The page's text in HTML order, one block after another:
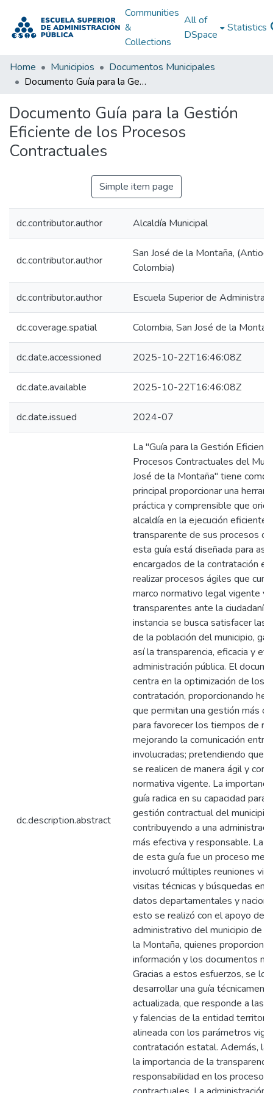
Communities
&
Collections
All of
DSpace
Statistics
Home Municipios
Documentos Municipales
Documento Guía para la Gestión Eficiente de los Procesos Contractuales
Documento Guía para la Gestión
Eficiente de los Procesos
Contractuales
Simple item page
dc.contributor.author Alcaldía Municipal
dc.contributor.author
San José de la Montaña,
Colombia)
dc.contributor.author Escuela Superior de
dc.coverage.spatial Colombia, San José de la
dc.date.accessioned 2025-10-22T16:46:08Z
dc.date.available 2025-10-22T16:46:08Z
dc.date.issued 2024-07
dc.description.abstract
La "Guía para la Gestión
Procesos Contractuales del
José de la Montaña" tiene como
principal proporcionar una
práctica y comprensible que
alcaldía en la ejecución eficiente
transparente de sus procesos
esta guía está diseñada para
encargados de la contratación
realizar procesos ágiles que
marco normativo legal vigente y
transparentes ante la
instancia se busca satisfacer las
de la población del municipio,
así la transparencia, eficacia y
administración pública. El
centra en la optimización de los
contratación, proporcionando
que permitan una gestión más
para favorecer los tiempos de
mejorando la comunicación
involucradas; pretendiendo que
se realicen de manera ágil y
normativa vigente. La
guía radica en su capacidad para
gestión contractual del municipio,
contribuyendo a una
más efectiva y responsable. La
de esta guía fue un proceso
involucró múltiples reuniones
visitas técnicas y búsquedas en
datos departamentales y
esto se realizó con el apoyo del
administrativo del municipio de
la Montaña, quienes
información y los documentos
Gracias a estos esfuerzos, se
desarrollar una guía técnicamente
actualizada, que responde a las
y falencias de la entidad
alineada con los parámetros
contratación estatal. Además, la
la importancia de la
responsabilidad en los procesos